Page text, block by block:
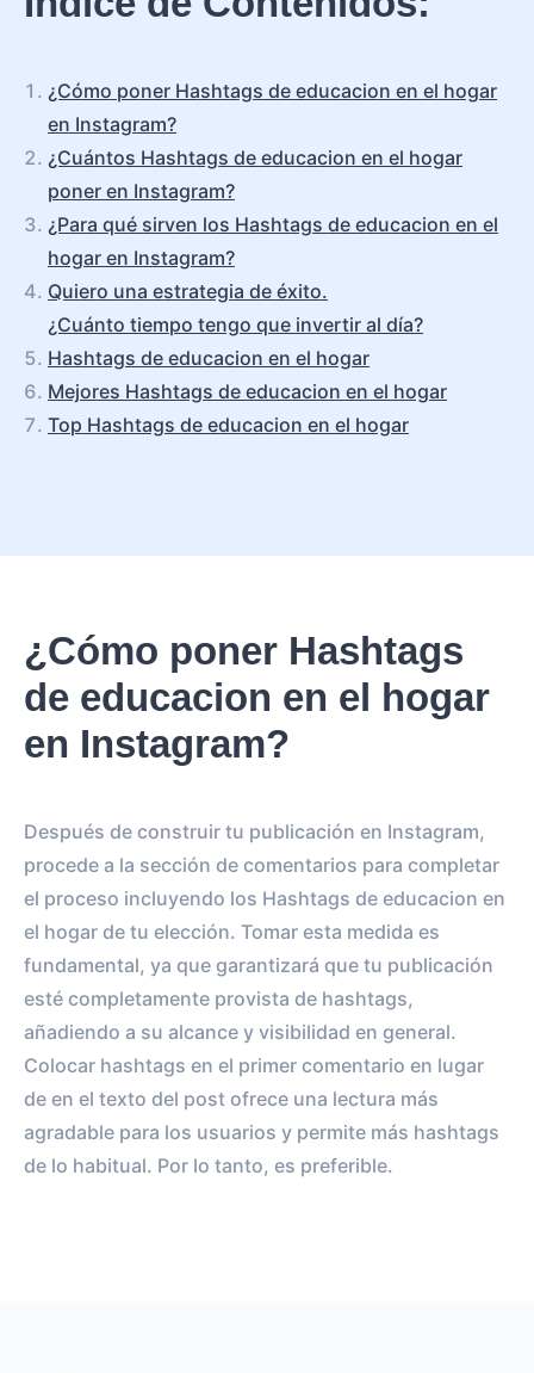
¿Cómo poner Hashtags de educacion en el hogar
en Instagram?
¿Cuántos Hashtags de educacion en el hogar
poner en Instagram?
¿Para qué sirven los Hashtags de educacion en el
hogar en Instagram?
Quiero una estrategia de éxito.
¿Cuánto tiempo tengo que invertir al día?
Hashtags de educacion en el hogar
Mejores Hashtags de educacion en el hogar
Top Hashtags de educacion en el hogar
¿Cómo poner Hashtags
de educacion en el hogar
en Instagram?
Después de construir tu publicación en Instagram,
procede a la sección de comentarios para completar
el proceso incluyendo los Hashtags de educacion en
el hogar de tu elección. Tomar esta medida es
fundamental, ya que garantizará que tu publicación
esté completamente provista de hashtags,
añadiendo a su alcance y visibilidad en general.
Colocar hashtags en el primer comentario en lugar
de en el texto del post ofrece una lectura más
agradable para los usuarios y permite más hashtags
de lo habitual. Por lo tanto, es preferible.